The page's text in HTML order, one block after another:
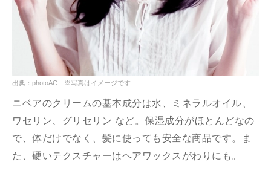
出典：photoAC ※写真はイメージです
ニベアのクリームの基本成分は水、ミネラルオイル、
ワセリン、グリセリン など。保湿成分がほとんどなの
で、体だけでなく、髪に使っても安全な商品です。ま
た、硬いテクスチャーはヘアワックスがわりにも。